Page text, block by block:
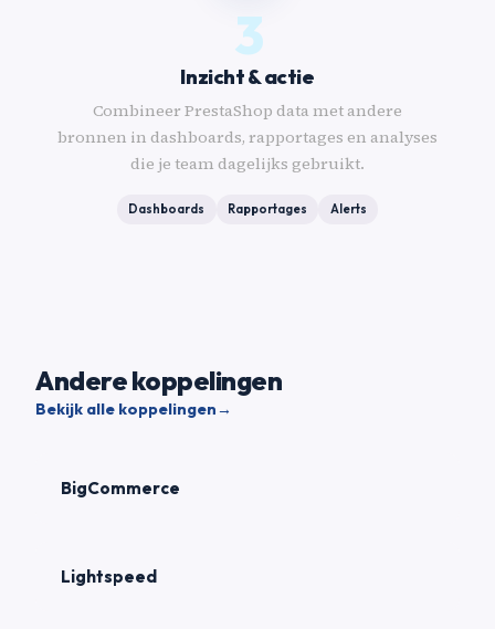
3
Inzicht & actie
Combineer PrestaShop data met andere
bronnen in dashboards, rapportages en analyses
die je team dagelijks gebruikt.
Dashboards Rapportages Alerts
Andere koppelingen
Bekijk alle koppelingen→
BigCommerce
Lightspeed